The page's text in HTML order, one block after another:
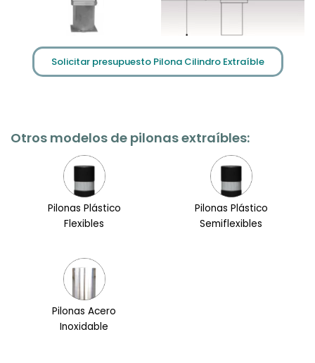
Solicitar presupuesto Pilona Cilindro Extraíble
Otros modelos de pilonas extraíbles:
Pilonas Plástico
Flexibles
Pilonas Plástico
Semiflexibles
Pilonas Acero
Inoxidable